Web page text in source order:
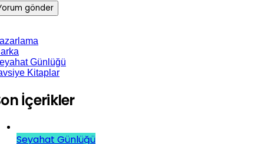
Günlüğü
Kitaplar
İçerikler
Seyahat Günlüğü